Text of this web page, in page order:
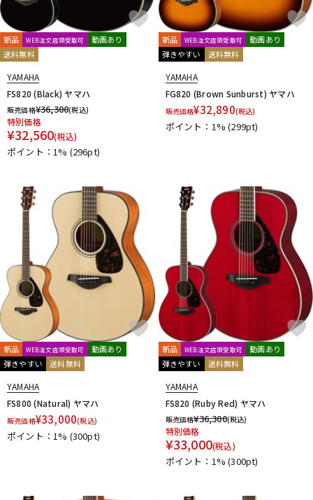
新品 WEB注文店頭受取可
動画あり
送料無料
YAMAHA
FS820 (Black) ヤマハ
販売価格¥36,300(税込)
特別価格
¥32,560(税込)
ポイント：1% (296pt)
新品 WEB注文店頭受取可
動画あり
弾きやすい
送料無料
YAMAHA
FG820 (Brown Sunburst) ヤマハ
販売価格¥32,890(税込)
ポイント：1%(299pt)
新品 WEB注文店頭受取可
動画あり
弾きやすい
送料無料
YAMAHA
FS800 (Natural) ヤマハ
販売価格¥33,000(税込)
ポイント：1% (300pt)
新品 WEB注文店頭受取可
動画あり
弾きやすい
送料無料
YAMAHA
FS820 (Ruby Red) ヤマハ
販売価格¥36,300(税込)
特別価格
¥33,000(税込)
ポイント：1%(300pt)